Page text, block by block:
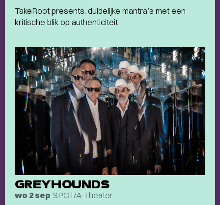
TakeRoot presents: duidelijke mantra’s met een
kritische blik op authenticiteit
GREYHOUNDS
wo 2 sep SPOT/A-Theater